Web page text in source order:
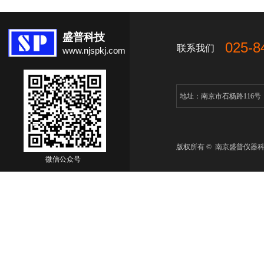
联系我们
版权所有 © 南京盛普仪器
微信公众号
盛普科技
www.njspkj.com 025-
地址：南京市石杨路116